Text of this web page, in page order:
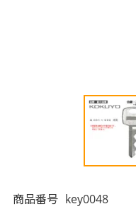
商品番号 key0048